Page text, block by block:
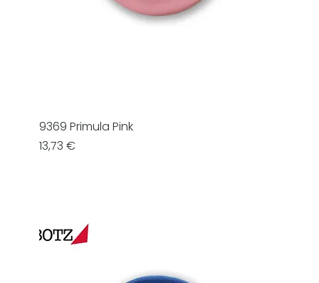
9369 Primula Pink
Prezzo
13,73 €